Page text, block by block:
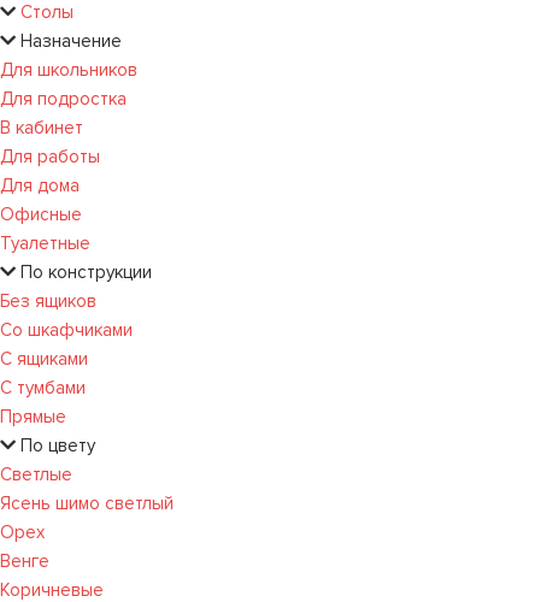
Столы
Назначение
Для школьников
Для подростка
В кабинет
Для работы
Для дома
Офисные
Туалетные
По конструкции
Без ящиков
Со шкафчиками
С ящиками
С тумбами
Прямые
По цвету
Светлые
Ясень шимо светлый
Орех
Венге
Коричневые